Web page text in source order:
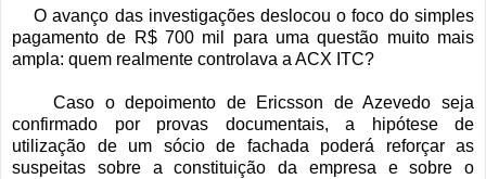
O avanço das investigações deslocou o foco do simples
pagamento de R$ 700 mil para uma questão muito mais
ampla: quem realmente controlava a ACX ITC?
Caso o depoimento de Ericsson de Azevedo seja
confirmado por provas documentais, a hipótese de
utilização de um sócio de fachada poderá reforçar as
suspeitas sobre a constituição da empresa e sobre o